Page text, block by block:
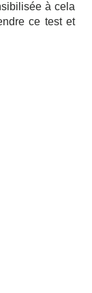
à cela
ce test et